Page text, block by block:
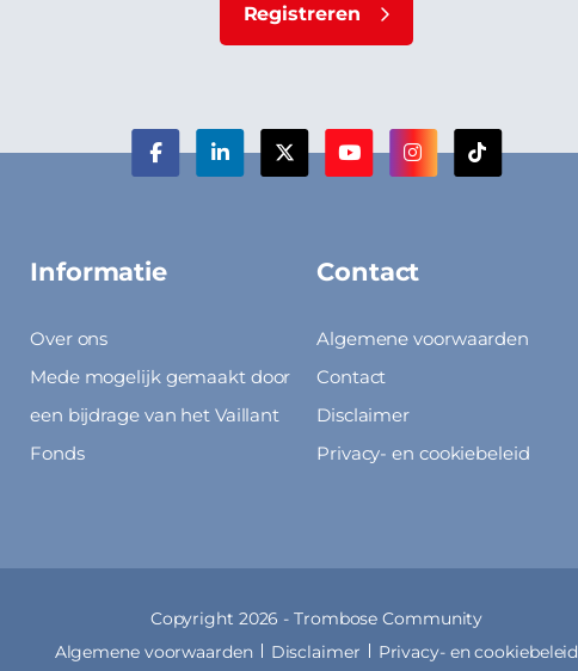
Registreren
Informatie
Over ons
Mede mogelijk gemaakt door
een bijdrage van het Vaillant
Fonds
Contact
Algemene voorwaarden
Contact
Disclaimer
Privacy- en cookiebeleid
Copyright 2026 -Trombose Community
Algemene voorwaarden
Disclaimer Privacy- en cookiebeleid